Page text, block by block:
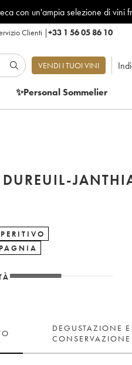
con un'ampia selezione di vini
Clienti |+33 1 56 05 86 10
VENDI I TUOI VINI
✨Personal Sommelier
DEGUSTAZIONE E
CONSERVAZIONE